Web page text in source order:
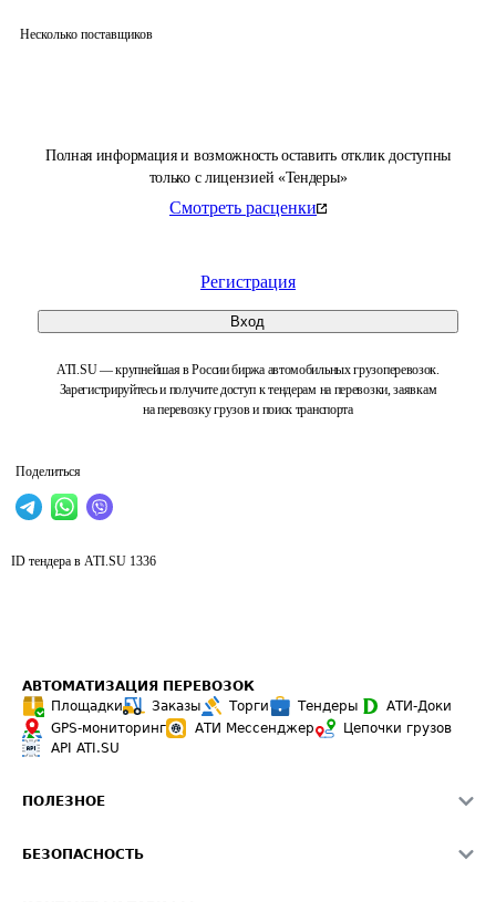
Полная информация и возможность оставить отклик доступны
только с лицензией «Тендеры»
Смотреть расценки
Регистрация
Вход
ATI.SU — крупнейшая в России биржа автомобильных грузоперевозок.
Зарегистрируйтесь и получите доступ к тендерам на перевозки, заявкам
на перевозку грузов и поиск транспорта
Поделиться
Несколько поставщиков
ID тендера в ATI.SU 1336
АВТОМАТИЗАЦИЯ ПЕРЕВОЗОК
Площадки
Заказы Торги Тендеры
АТИ-Доки
GPS-мониторинг
АТИ Мессенджер
Цепочки грузов
API ATI.SU
ПОЛЕЗНОЕ
Звезды ATI.SU на вашем сайте
БЕЗОПАСНОСТЬ